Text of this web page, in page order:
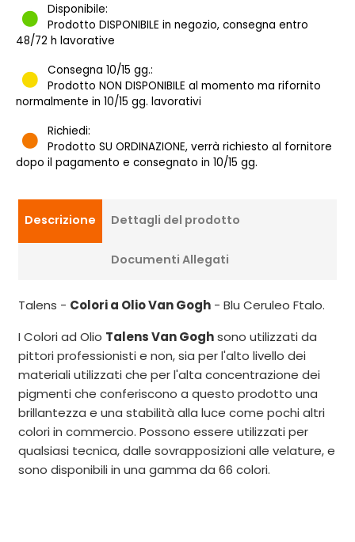
Disponibile:
Prodotto DISPONIBILE in negozio, consegna entro
48/72 h lavorative
Consegna 10/15 gg.:
Prodotto NON DISPONIBILE al momento ma rifornito
normalmente in 10/15 gg. lavorativi
Richiedi:
Prodotto SU ORDINAZIONE, verrà richiesto al fornitore
dopo il pagamento e consegnato in 10/15 gg.
Descrizione Dettagli del prodotto
Documenti Allegati
Talens - Colori a Olio Van Gogh - Blu Ceruleo Ftalo.
I Colori ad Olio Talens Van Goghsono utilizzati da
pittori professionisti e non, sia per l'alto livello dei
materiali utilizzati che per l'alta concentrazione dei
pigmenti che conferiscono a questo prodotto una
brillantezza e una stabilità alla luce come pochi altri
colori in commercio. Possono essere utilizzati per
qualsiasi tecnica, dalle sovrapposizioni alle velature, e
sono disponibili in una gamma da 66 colori.